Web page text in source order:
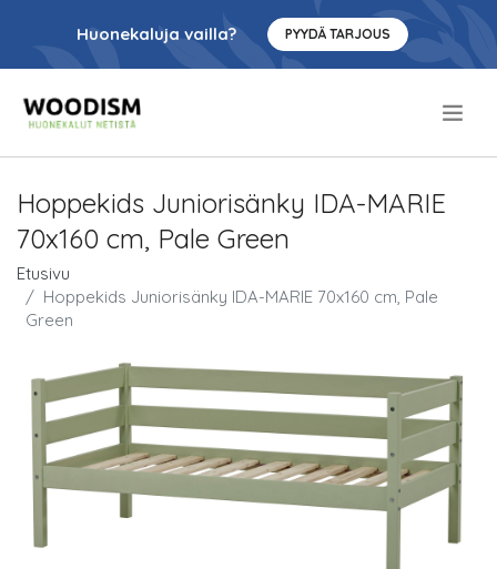
Huonekaluja vailla? PYYDÄ TARJOUS
Hoppekids Juniorisänky IDA-MARIE
70x160 cm, Pale Green
Etusivu
Hoppekids Juniorisänky IDA-MARIE 70x160 cm, Pale
Green